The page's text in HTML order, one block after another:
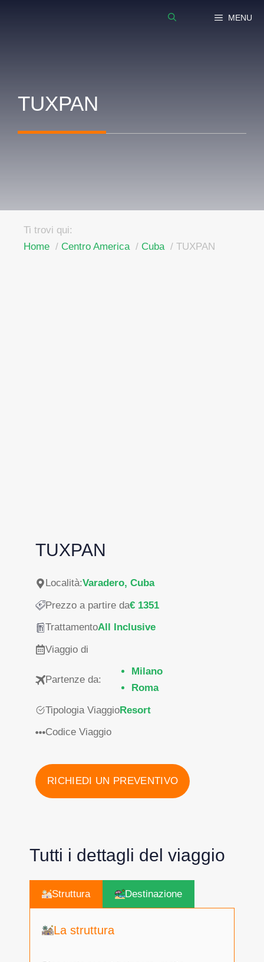
MENU
TUXPAN
Ti trovi qui:
Home
Centro America Cuba TUXPAN
TUXPAN
Località:Varadero, Cuba
Prezzo a partire da€ 1351
TrattamentoAll Inclusive
Viaggio di
Partenze da:
Milano
Roma
Tipologia ViaggioResort
Codice Viaggio
RICHIEDI UN PREVENTIVO
Tutti i dettagli del viaggio
Struttura Destinazione
La struttura